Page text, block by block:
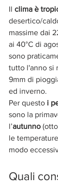
Il clima è
desertico/
massime dai
ai 40°C di
sono
tutto l'anno si
9mm di
ed inverno.
Per questo i
sono la
l’autunno
le
modo
Quali